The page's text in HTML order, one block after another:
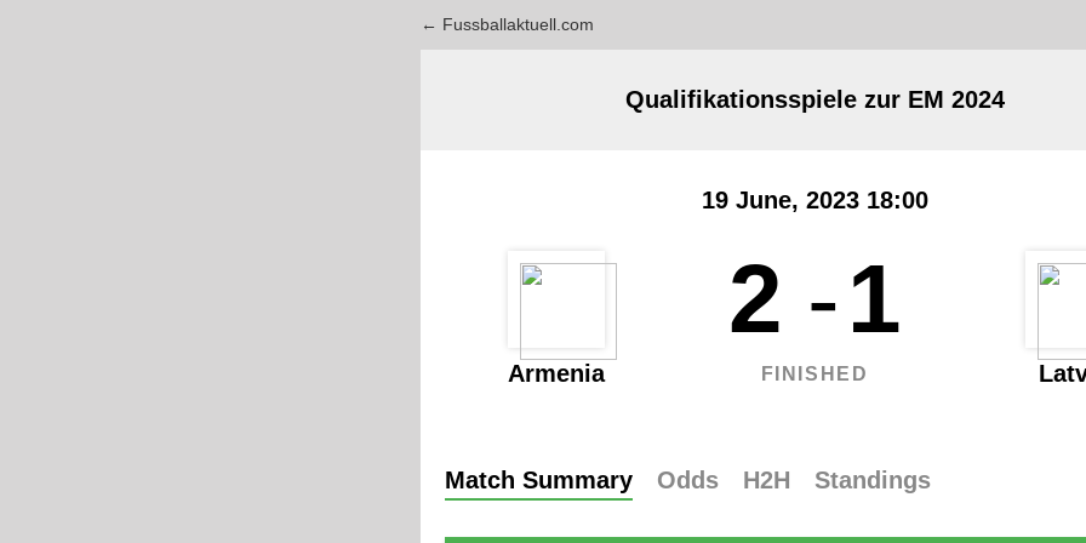
← Fussballaktuell.com
Armenia
Qualifikationsspiele zur EM 2024
19 June, 2023 18:00
2 - 1
FINISHED
Match Summary Odds H2H Standings